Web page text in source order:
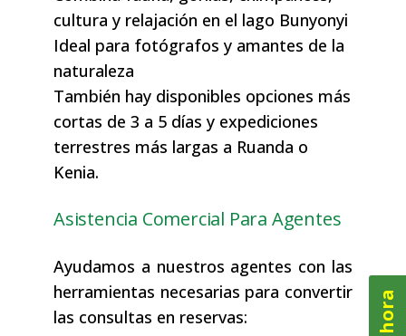
cultura y relajación en el lago Bunyonyi
Ideal para fotógrafos y amantes de la
naturaleza
También hay disponibles opciones más
cortas de 3 a 5 días y expediciones
terrestres más largas a Ruanda o
Kenia.
Asistencia Comercial Para Agentes
Ayudamos a nuestros agentes con las
herramientas necesarias para convertir
las consultas en reservas: